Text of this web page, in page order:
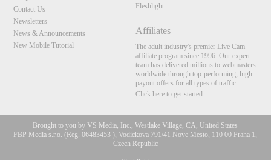
Contact Us
Newsletters
News & Announcements
New Mobile Tutorial
Fleshlight
Affiliates
The adult industry's premier Live Cam
affiliate program since 1996. Our expert
team has delivered millions to webmasters
worldwide through top-performing, high-
payout offers for all types of traffic.
Click here to get started
Brought to you by VS Media, Inc., Westlake Village, CA, United States
FBP Media s.r.o. (Reg. 06483453 ), Vodickova 791/41 Nove Mesto, 110 00 Praha 1,
Czech Republic